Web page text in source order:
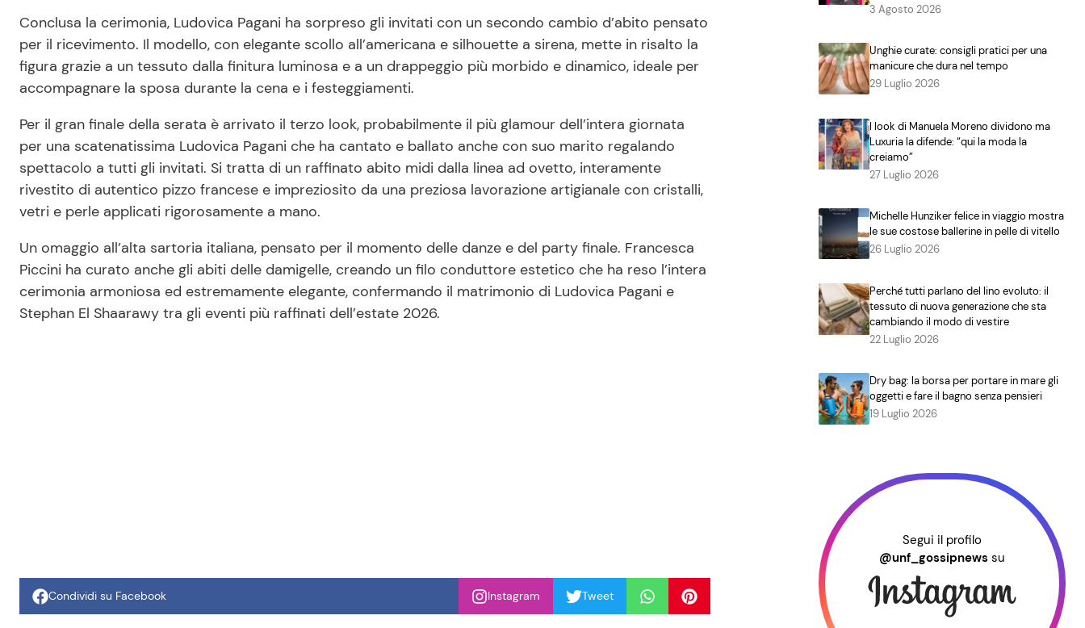
Conclusa la cerimonia, Ludovica Pagani ha sorpreso gli invitati con un secondo cambio d’abito pensato
per il ricevimento. Il modello, con elegante scollo all’americana e silhouette a sirena, mette in risalto la
figura grazie a un tessuto dalla finitura luminosa e a un drappeggio più morbido e dinamico, ideale per
accompagnare la sposa durante la cena e i festeggiamenti.
Per il gran finale della serata è arrivato il terzo look, probabilmente il più glamour dell’intera giornata
per una scatenatissima Ludovica Pagani che ha cantato e ballato anche con suo marito regalando
spettacolo a tutti gli invitati. Si tratta di un raffinato abito midi dalla linea ad ovetto, interamente
rivestito di autentico pizzo francese e impreziosito da una preziosa lavorazione artigianale con cristalli,
vetri e perle applicati rigorosamente a mano.
Un omaggio all’alta sartoria italiana, pensato per il momento delle danze e del party finale. Francesca
Piccini ha curato anche gli abiti delle damigelle, creando un filo conduttore estetico che ha reso l’intera
cerimonia armoniosa ed estremamente elegante, confermando il matrimonio di Ludovica Pagani e
Stephan El Shaarawy tra gli eventi più raffinati dell’estate 2026.
Condividi su Facebook Instagram Tweet
3 Agosto 2026
Unghie curate: consigli pratici per una
manicure che dura nel tempo
29 Luglio 2026
I look di Manuela Moreno dividono ma
Luxuria la difende: “qui la moda la
creiamo”
27 Luglio 2026
Michelle Hunziker felice in viaggio mostra
le sue costose ballerine in pelle di vitello
26 Luglio 2026
Perché tutti parlano del lino evoluto: il
tessuto di nuova generazione che sta
cambiando il modo di vestire
22 Luglio 2026
Dry bag: la borsa per portare in mare gli
oggetti e fare il bagno senza pensieri
19 Luglio 2026
Segui il profilo
@unf_gossipnews su